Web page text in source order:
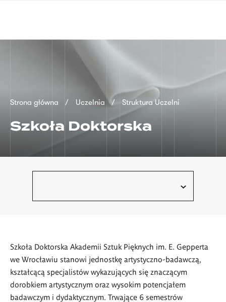
Ścieżka
nawigacyjna
Strona główna Uczelnia Struktura Uczelni
Szkoła Doktorska
Szkoła Doktorska Akademii Sztuk Pięknych im. E. Gepperta
we Wrocławiu stanowi jednostkę artystyczno-badawczą,
kształcącą specjalistów wykazujących się znaczącym
dorobkiem artystycznym oraz wysokim potencjałem
badawczym i dydaktycznym. Trwające 6 semestrów